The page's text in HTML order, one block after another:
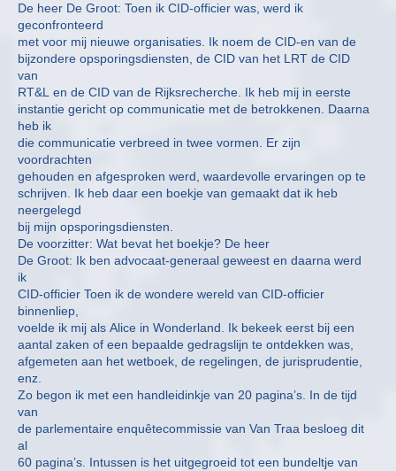
De heer De Groot: Toen ik CID-officier was, werd ik
geconfronteerd
met voor mij nieuwe organisaties. Ik noem de CID-en van de
bijzondere opsporingsdiensten, de CID van het LRT de CID
van
RT&L en de CID van de Rijksrecherche. Ik heb mij in eerste
instantie gericht op communicatie met de betrokkenen. Daarna
heb ik
die communicatie verbreed in twee vormen. Er zijn
voordrachten
gehouden en afgesproken werd, waardevolle ervaringen op te
schrijven. Ik heb daar een boekje van gemaakt dat ik heb
neergelegd
bij mijn opsporingsdiensten.
De voorzitter: Wat bevat het boekje? De heer
De Groot: Ik ben advocaat-generaal geweest en daarna werd
ik
CID-officier Toen ik de wondere wereld van CID-officier
binnenliep,
voelde ik mij als Alice in Wonderland. Ik bekeek eerst bij een
aantal zaken of een bepaalde gedragslijn te ontdekken was,
afgemeten aan het wetboek, de regelingen, de jurisprudentie,
enz.
Zo begon ik met een handleidinkje van 20 pagina’s. In de tijd
van
de parlementaire enquêtecommissie van Van Traa besloeg dit
al
60 pagina’s. Intussen is het uitgegroeid tot een bundeltje van